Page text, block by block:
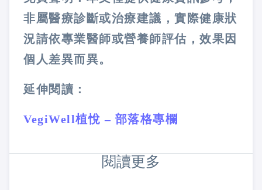
非屬醫療診斷或治療建議，實際健康狀
況請依專業醫師或營養師評估，效果因
個人差異而異。
延伸閱讀：
VegiWell植悅 – 部落格專欄
閱讀更多